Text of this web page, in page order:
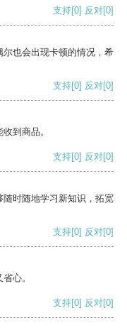
支持[0] 反对[0]
也会出现卡顿的情况，希
支持[0] 反对[0]
到商品。
支持[0] 反对[0]
时随地学习新知识，拓宽
支持[0] 反对[0]
心。
支持[0] 反对[0]